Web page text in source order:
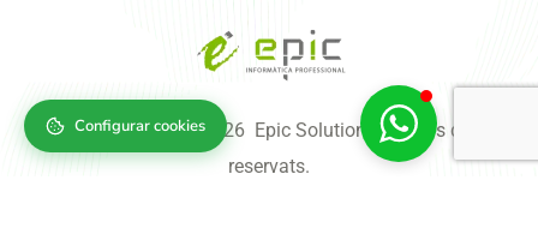
Copyright © 2004-2026 Epic Solutions, tots els drets
reservats.
Configurar cookies